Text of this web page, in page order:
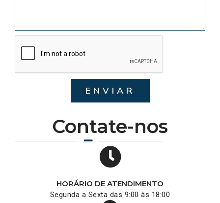
Contate-nos
HORÁRIO DE ATENDIMENTO
Segunda a Sexta das 9:00 às 18:00
ENVIAR